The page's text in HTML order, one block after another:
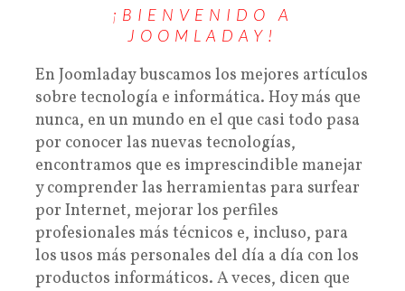
¡BIENVENIDO A
JOOMLADAY!
En Joomladay buscamos los mejores artículos
sobre tecnología e informática. Hoy más que
nunca, en un mundo en el que casi todo pasa
por conocer las nuevas tecnologías,
encontramos que es imprescindible manejar
y comprender las herramientas para surfear
por Internet, mejorar los perfiles
profesionales más técnicos e, incluso, para
los usos más personales del día a día con los
productos informáticos. A veces, dicen que